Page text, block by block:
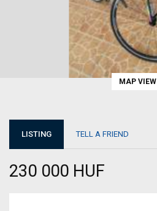
MAP VIEW
LISTING TELL A FRIEND
230 000 HUF